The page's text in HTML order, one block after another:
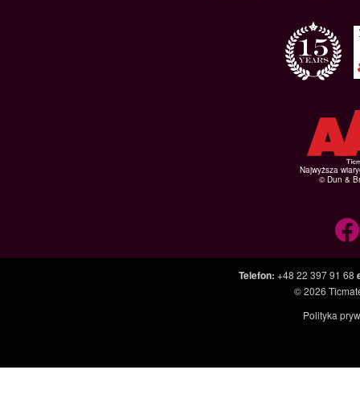
Najwyższa
© Dun &
Telefon: +48 22 397 91 68
© 2026
Polityka